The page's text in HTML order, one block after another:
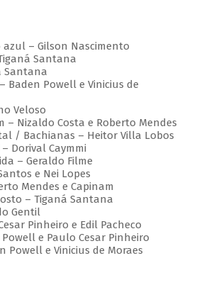
azul – Gilson Nascimento
Santana
Santana
Baden Powell e Vinicius de
Veloso
– Nizaldo Costa e Roberto Mendes
/ Bachianas – Heitor Villa Lobos
Dorival Caymmi
– Geraldo Filme
e Nei Lopes
Mendes e Capinam
– Tiganá Santana
Gentil
Pinheiro e Edil Pacheco
e Paulo Cesar Pinheiro
Powell e Vinicius de Moraes